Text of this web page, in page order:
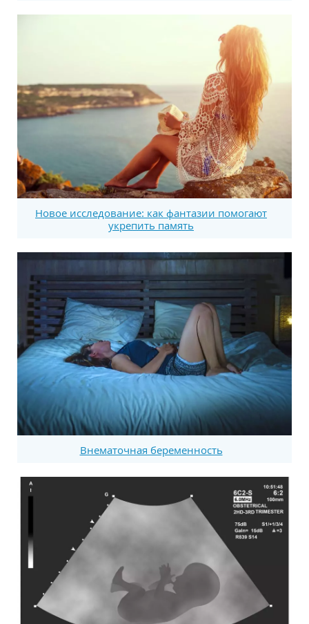
Новое исследование: как фантазии помогают
укрепить память
Внематочная беременность